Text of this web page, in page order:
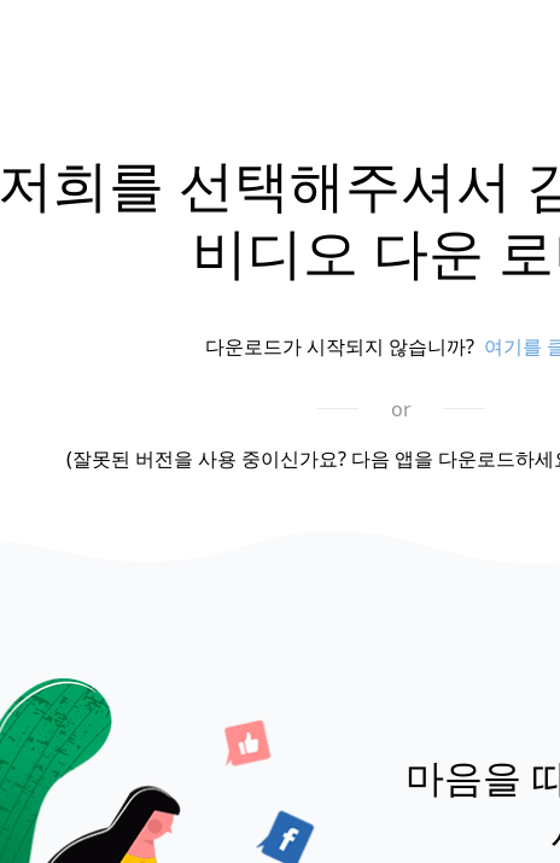
저희를 선택해주셔서
비디오 다운
다운로드가 시작되지 않습니까? 여기를
or
(잘못된 버전을 사용 중이신가요? 다음 앱을 다운로드하세
마음을